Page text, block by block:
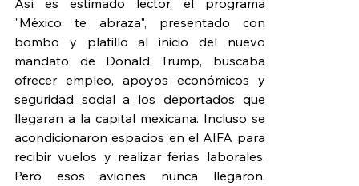
Así es estimado lector, el programa
"México te abraza", presentado con
bombo y platillo al inicio del nuevo
mandato de Donald Trump, buscaba
ofrecer empleo, apoyos económicos y
seguridad social a los deportados que
llegaran a la capital mexicana. Incluso se
acondicionaron espacios en el AIFA para
recibir vuelos y realizar ferias laborales.
Pero esos aviones nunca llegaron.